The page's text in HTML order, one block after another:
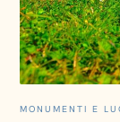
MONUMENTI E